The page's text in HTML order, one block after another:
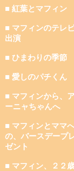
■ 紅葉とマフィン
■ マフィンのテレ
出演
■ ひまわりの季節
■ 愛しのパチくん
■ マフィンから、
ーニャちゃんへ
■ マフィンとママ
の、バースデープ
ゼント
■ マフィン、２２